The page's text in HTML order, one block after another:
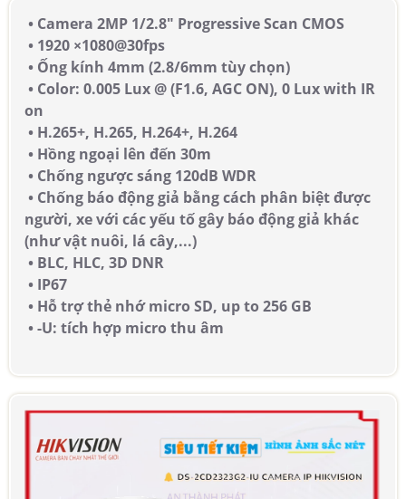
• Camera 2MP 1/2.8" Progressive Scan CMOS
• 1920 ×1080@30fps
• Ống kính 4mm (2.8/6mm tùy chọn)
• Color: 0.005 Lux @ (F1.6, AGC ON), 0 Lux with IR
on
• H.265+, H.265, H.264+, H.264
• Hồng ngoại lên đến 30m
• Chống ngược sáng 120dB WDR
• Chống báo động giả bằng cách phân biệt được
người, xe với các yếu tố gây báo động giả khác
(như vật nuôi, lá cây,...)
• BLC, HLC, 3D DNR
• IP67
• Hỗ trợ thẻ nhớ micro SD, up to 256 GB
• -U: tích hợp micro thu âm